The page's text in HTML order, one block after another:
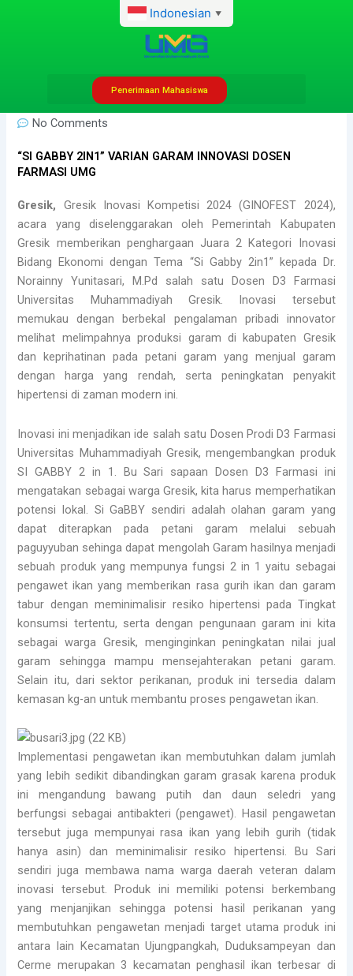
Indonesian ▼
Penerimaan Mahasiswa
November 30, 2024
7:00 am
No Comments
“SI GABBY 2IN1” VARIAN GARAM INNOVASI DOSEN
FARMASI UMG
Gresik, Gresik Inovasi Kompetisi 2024 (GINOFEST 2024),
acara yang diselenggarakan oleh Pemerintah Kabupaten
Gresik memberikan penghargaan Juara 2 Kategori Inovasi
Bidang Ekonomi dengan Tema “Si Gabby 2in1” kepada Dr.
Norainny Yunitasari, M.Pd salah satu Dosen D3 Farmasi
Universitas Muhammadiyah Gresik. Inovasi tersebut
memukau dengan berbekal pengalaman pribadi innovator
melihat melimpahnya produksi garam di kabupaten Gresik
dan keprihatinan pada petani garam yang menjual garam
dengan harga yang rendah, serta peningkatan penyakit
hipertensi di zaman modern ini.
Inovasi ini menjadikan ide salah satu Dosen Prodi D3 Farmasi
Universitas Muhammadiyah Gresik, mengembangkan produk
SI GABBY 2 in 1. Bu Sari sapaan Dosen D3 Farmasi ini
mengatakan sebagai warga Gresik, kita harus memperhatikan
potensi lokal. Si GaBBY sendiri adalah olahan garam yang
dapat diterapkan pada petani garam melalui sebuah
paguyyuban sehinga dapat mengolah Garam hasilnya menjadi
sebuah produk yang mempunya fungsi 2 in 1 yaitu sebagai
pengawet ikan yang memberikan rasa gurih ikan dan garam
tabur dengan meminimalisir resiko hipertensi pada Tingkat
konsumsi tertentu, serta dengan pengunaan garam ini kita
sebagai warga Gresik, menginginkan peningkatan nilai jual
garam sehingga mampu mensejahterakan petani garam.
Selain itu, dari sektor perikanan, produk ini tersedia dalam
kemasan kg-an untuk membantu proses pengawetan ikan.
Implementasi pengawetan ikan membutuhkan dalam jumlah
yang lebih sedikit dibandingkan garam grasak karena produk
ini mengandung bawang putih dan daun seledri yang
berfungsi sebagai antibakteri (pengawet). Hasil pengawetan
tersebut juga mempunyai rasa ikan yang lebih gurih (tidak
hanya asin) dan meminimalisir resiko hipertensi. Bu Sari
sendiri juga membawa nama warga daerah veteran dalam
inovasi tersebut. Produk ini memiliki potensi berkembang
yang menjanjikan sehingga potensi hasil perikanan yang
membutuhkan pengawetan menjadi target utama produk ini
antara lain Kecamatan Ujungpangkah, Duduksampeyan dan
Cerme merupakan 3 kecamatan penghasil ikan terbesar di